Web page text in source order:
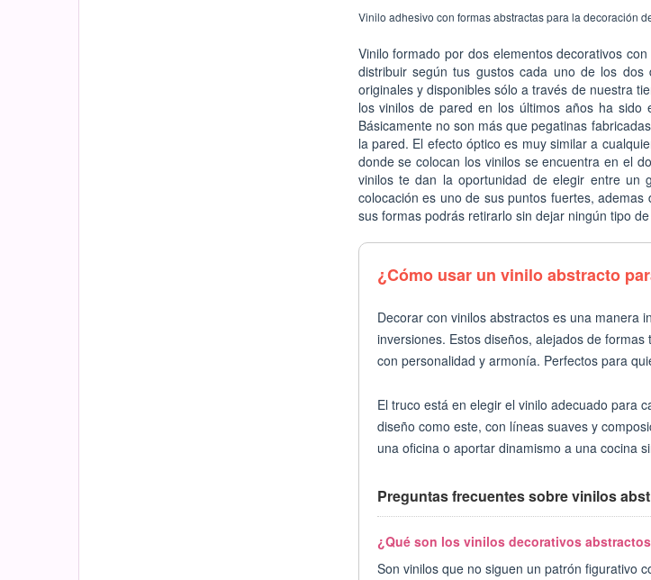
Vinilo adhesivo con formas abstractas para la decoración
Vinilo formado por dos elementos decorativos
distribuir según tus gustos cada uno de los
originales y disponibles sólo a través de nuestra
los vinilos de pared en los últimos años ha sido
Básicamente no son más que pegatinas
la pared. El efecto óptico es muy similar a
donde se colocan los vinilos se encuentra en el
vinilos te dan la oportunidad de elegir entre un
colocación es uno de sus puntos fuertes,
sus formas podrás retirarlo sin dejar ningún tipo
¿Cómo usar un vinilo abstracto
Decorar con vinilos abstractos es una manera
inversiones. Estos diseños, alejados de
con personalidad y armonía. Perfectos para
El truco está en elegir el vinilo adecuado para
diseño como este, con líneas suaves y
una oficina o aportar dinamismo a una cocina
Preguntas frecuentes sobre vinilos
¿Qué son los vinilos decorativos
Son vinilos que no siguen un patrón figurativo